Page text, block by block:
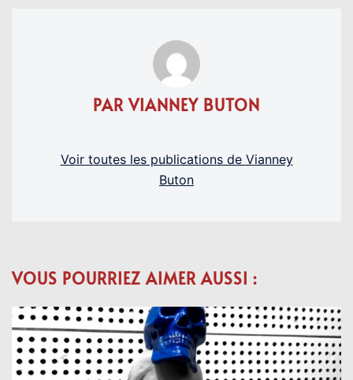
PAR VIANNEY BUTON
Voir toutes les publications de Vianney
Buton
VOUS POURRIEZ AIMER AUSSI :